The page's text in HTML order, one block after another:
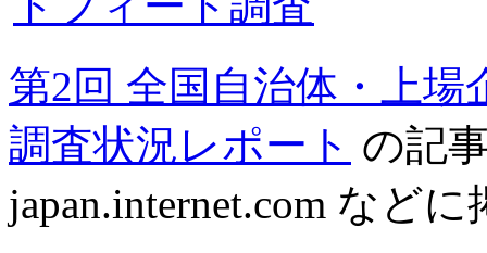
第2回 全国自治体・上場
調査状況レポート の記
japan.internet.com など